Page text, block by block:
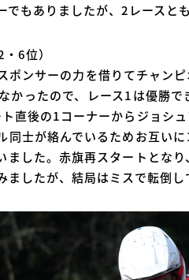
もありましたが、2レースと
6位）
ポンサーの力を借りてチャン
かったので、レース1は優勝
直後の1コーナーからジョシ
同士が絡んでいるためお互い
ました。赤旗再スタートとな
したが、結局はミスで転倒